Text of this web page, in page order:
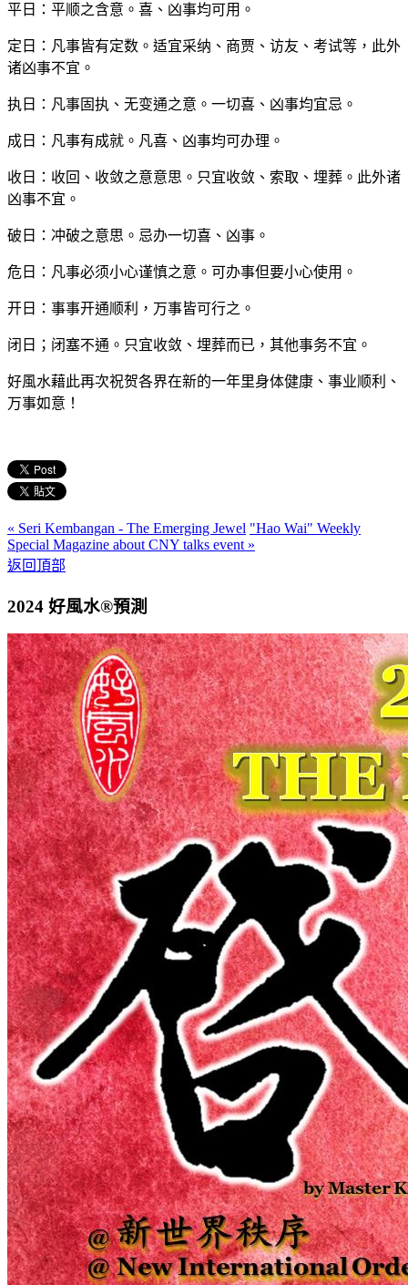
平日：平顺之含意。喜、凶事均可用。
定日：凡事皆有定数。适宜采纳、商贾、访友、考试等，此外
诸凶事不宜。
执日：凡事固执、无变通之意。一切喜、凶事均宜忌。
成日：凡事有成就。凡喜、凶事均可办理。
收日：收回、收敛之意意思。只宜收敛、索取、埋葬。此外诸
凶事不宜。
破日：冲破之意思。忌办一切喜、凶事。
危日：凡事必须小心谨慎之意。可办事但要小心使用。
开日：事事开通顺利，万事皆可行之。
闭日；闭塞不通。只宜收敛、埋葬而已，其他事务不宜。
好風水藉此再次祝贺各界在新的一年里身体健康、事业顺利、
万事如意！
« Seri Kembangan - The Emerging Jewel "Hao Wai" Weekly
Special Magazine about CNY talks event »
返回頂部
2024 好風水®預測